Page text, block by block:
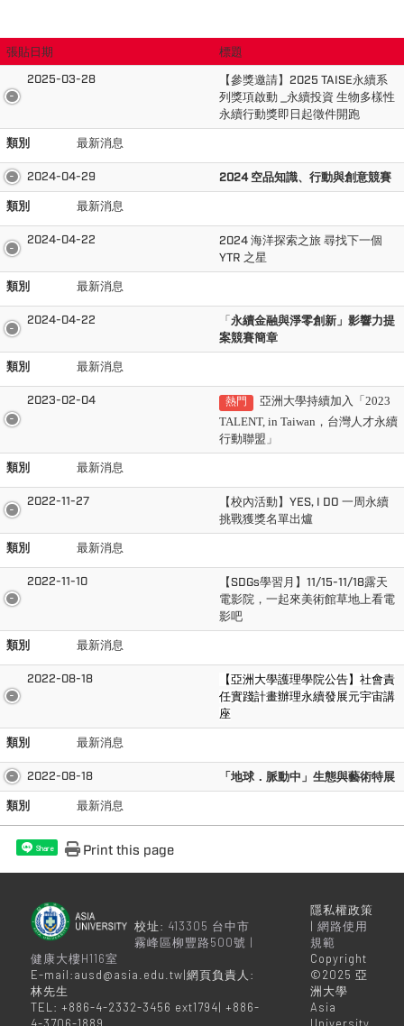
張貼日期
標題
2025-03-28
【參獎邀請】2025 TAISE永續系
列獎項啟動 _永續投資 生物多樣性
永續行動獎即日起徵件開跑
類別
最新消息
2024-04-29
2024 空品知識、行動與創意競賽
類別
最新消息
2024-04-22
2024 海洋探索之旅 尋找下一個
YTR 之星
類別
最新消息
2024-04-22 「 永續金融與淨零創新」影響力提
案競賽簡章
類別
最新消息
2023-02-04 熱門
亞洲大學持續加入「2023
TALENT, in Taiwan，台灣人才永續
行動聯盟」
類別 最新消息
2022-11-27
【校內活動】YES, I DO 一周永續
挑戰獲獎名單出爐
類別
最新消息
2022-11-10
【SDGs學習月】11/15-11/18露天
電影院，一起來美術館草地上看電
影吧
類別
最新消息
2022-08-18
【亞洲大學護理學院公告】社會責
任實踐計畫辦理永續發展元宇宙講
座
類別 最新消息
2022-08-18
「地球．脈動中」生態與藝術特展
類別
最新消息
Share Print this page
校址: 413305 台中市
霧峰區柳豐路500號 |
健康大樓H116室
E-mail:ausd@asia.edu.tw|網頁負責人:
林先生
TEL: +886-4-2332-3456 ext1794| +886-
隱私權政策
| 網路使用
規範
Copyright
©2025 亞
洲大學
Asia